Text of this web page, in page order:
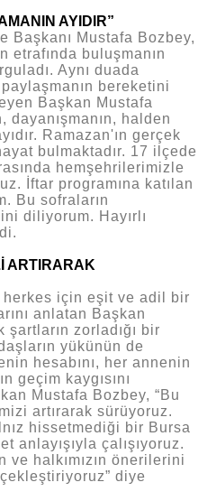
AYIDIR”
Başkanı Mustafa Bozbey,
etrafında buluşmanın
Aynı duada
bereketini
Başkan Mustafa
dayanışmanın, halden
Ramazan'ın gerçek
bulmaktadır. 17 ilçede
hemşehrilerimizle
İftar programına katılan
Bu sofraların
diliyorum. Hayırlı
ARTIRARAK
için eşit ve adil bir
anlatan Başkan
zorladığı bir
yükünün de
hesabını, her annenin
geçim kaygısını
Mustafa Bozbey, “Bu
artırarak sürüyoruz.
hissetmediği bir Bursa
anlayışıyla çalışıyoruz.
ve halkımızın önerilerini
diye